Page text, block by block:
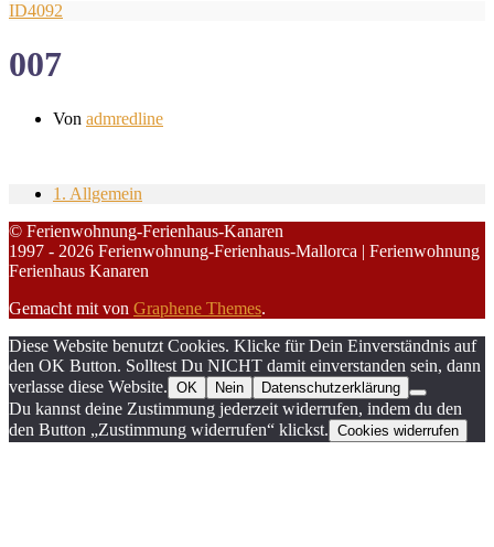
ID4092
007
Von admredline
1. Allgemein
© Ferienwohnung-Ferienhaus-Kanaren
1997 - 2026 Ferienwohnung-Ferienhaus-Mallorca | Ferienwohnung
Ferienhaus Kanaren
Gemacht mit von Graphene Themes.
Diese Website benutzt Cookies. Klicke für Dein Einverständnis auf
den OK Button. Solltest Du NICHT damit einverstanden sein, dann
verlasse diese Website. OK Nein Datenschutzerklärung
Du kannst deine Zustimmung jederzeit widerrufen, indem du den
den Button „Zustimmung widerrufen“ klickst. Cookies widerrufen